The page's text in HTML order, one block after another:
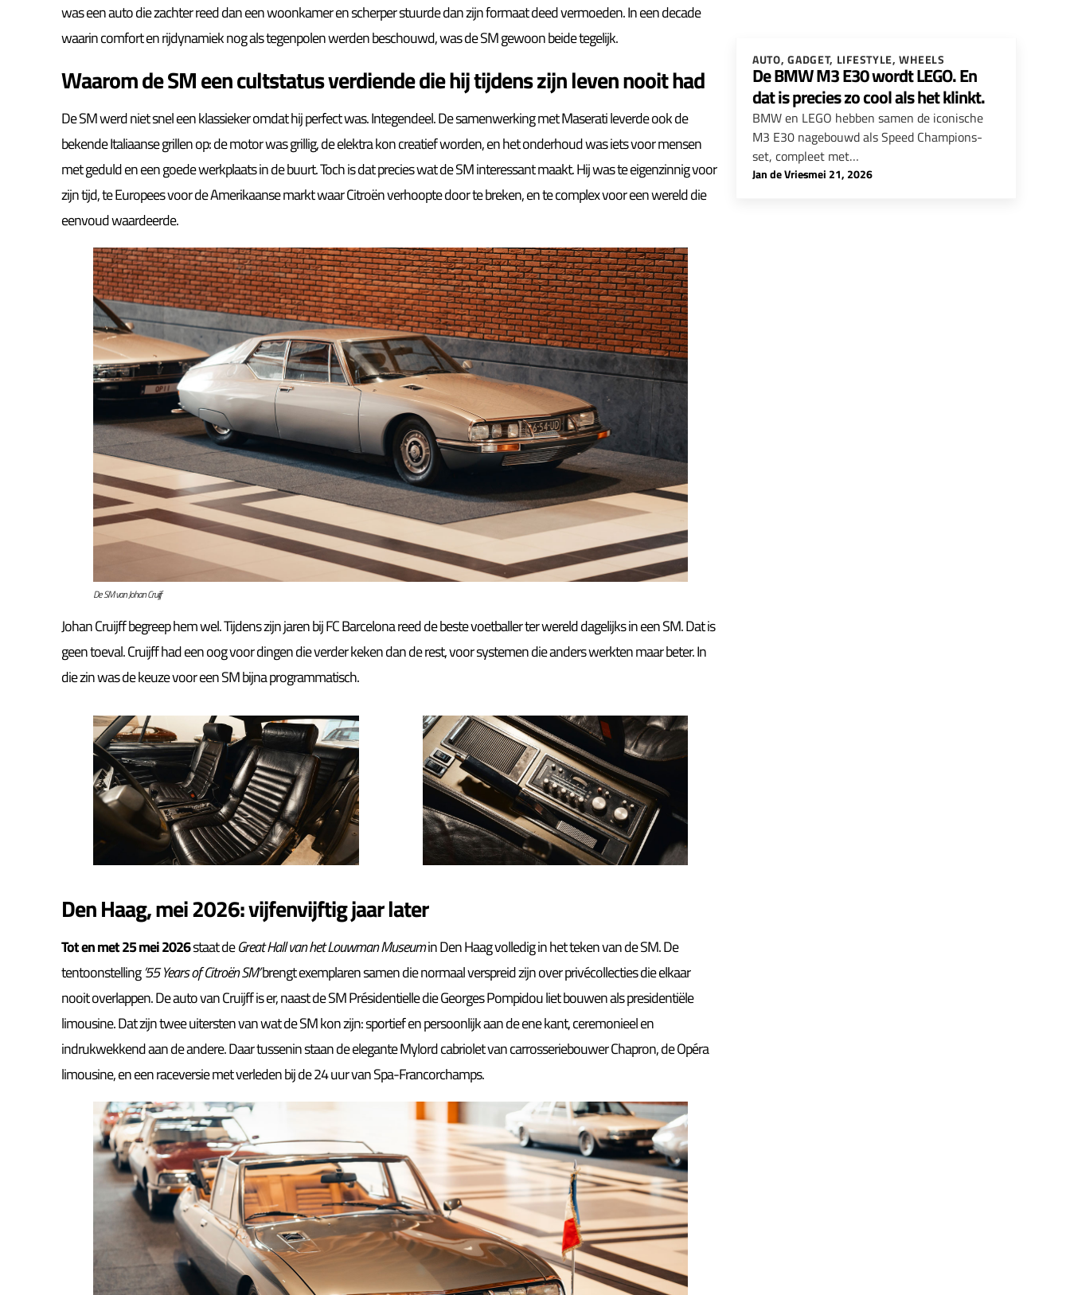
was een auto die zachter reed dan een woonkamer en scherper stuurde dan zijn formaat deed vermoeden. In een decade
waarin comfort en rijdynamiek nog als tegenpolen werden beschouwd, was de SM gewoon beide tegelijk.
Waarom de SM een cultstatus verdiende die hij tijdens zijn leven nooit had
De SM werd niet snel een klassieker omdat hij perfect was. Integendeel. De samenwerking met Maserati leverde ook de
bekende Italiaanse grillen op: de motor was grillig, de elektra kon creatief worden, en het onderhoud was iets voor mensen
met geduld en een goede werkplaats in de buurt. Toch is dat precies wat de SM interessant maakt. Hij was te eigenzinnig voor
zijn tijd, te Europees voor de Amerikaanse markt waar Citroën verhoopte door te breken, en te complex voor een wereld die
eenvoud waardeerde.
De SM van Johan Cruijf
Johan Cruijff begreep hem wel. Tijdens zijn jaren bij FC Barcelona reed de beste voetballer ter wereld dagelijks in een SM. Dat is
geen toeval. Cruijff had een oog voor dingen die verder keken dan de rest, voor systemen die anders werkten maar beter. In
die zin was de keuze voor een SM bijna programmatisch.
Den Haag, mei 2026: vijfenvijftig jaar later
Tot en met 25 mei 2026staat deGreat Hall van het Louwman Museumin Den Haag volledig in het teken van de SM. De
tentoonstelling’55 Years of Citroën SM’brengt exemplaren samen die normaal verspreid zijn over privécollecties die elkaar
nooit overlappen. De auto van Cruijff is er, naast de SM Présidentielle die Georges Pompidou liet bouwen als presidentiële
limousine. Dat zijn twee uitersten van wat de SM kon zijn: sportief en persoonlijk aan de ene kant, ceremonieel en
indrukwekkend aan de andere. Daar tussenin staan de elegante Mylord cabriolet van carrosseriebouwer Chapron, de Opéra
limousine, en een raceversie met verleden bij de 24 uur van Spa-Francorchamps.
AUTO,GADGET, LIFESTYLE,WHEELS
De BMW M3 E30 wordt LEGO. En
dat is precies zo cool als het klinkt.
BMW en LEGO hebben samen de iconische
M3 E30 nagebouwd als Speed Champions-
set, compleet met…
Jan de Vries
-mei 21, 2026